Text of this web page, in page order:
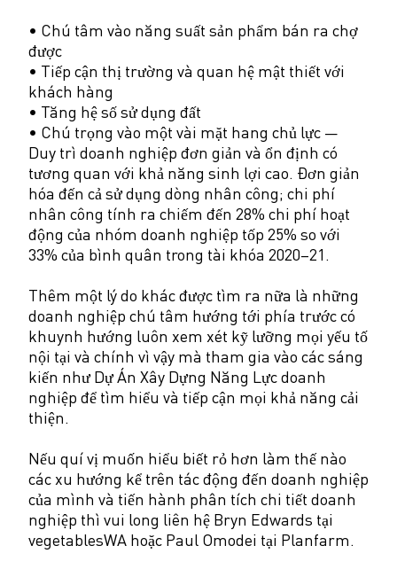
• Chú tâm vào năng suất sản phẩm bán ra chợ
được
• Tiếp cận thị trường và quan hệ mật thiết với
khách hàng
• Tăng hệ số sử dụng đất
• Chú trọng vào một vài mặt hang chủ lực —
Duy trì doanh nghiệp đơn giản và ổn định có
tương quan với khả năng sinh lợi cao. Đơn giản
hóa đến cả sử dụng dòng nhân công; chi phí
nhân công tính ra chiếm đến 28% chi phí hoạt
động của nhóm doanh nghiệp tốp 25% so với
33% của bình quân trong tài khóa 2020–21.
Thêm một lý do khác được tìm ra nữa là những
doanh nghiệp chú tâm hướng tới phía trước có
khuynh hướng luôn xem xét kỹ lưỡng mọi yếu tố
nội tại và chính vì vậy mà tham gia vào các sáng
kiến như Dự Án Xây Dựng Năng Lực doanh
nghiệp để tìm hiểu và tiếp cận mọi khả năng cải
thiện.
Nếu quí vị muốn hiểu biết rỏ hơn làm thế nào
các xu hướng kể trên tác động đến doanh nghiệp
của mình và tiến hành phân tích chi tiết doanh
nghiệp thì vui long liên hệ Bryn Edwards tại
vegetablesWA hoặc Paul Omodei tại Planfarm.